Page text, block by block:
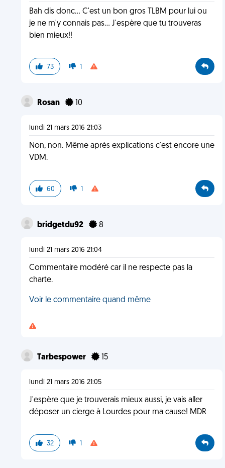
Bah dis donc... C'est un bon gros TLBM pour lui ou
je ne m'y connais pas... J'espère que tu trouveras
bien mieux!!
73 1
Rosan 10
lundi 21 mars 2016 21:03
Non, non. Même après explications c'est encore une
VDM.
60 1
bridgetdu92 8
lundi 21 mars 2016 21:04
Commentaire modéré car il ne respecte pas la
charte.
Voir le commentaire quand même
Tarbespower 15
lundi 21 mars 2016 21:05
J'espère que je trouverais mieux aussi, je vais aller
déposer un cierge à Lourdes pour ma cause! MDR
32 1